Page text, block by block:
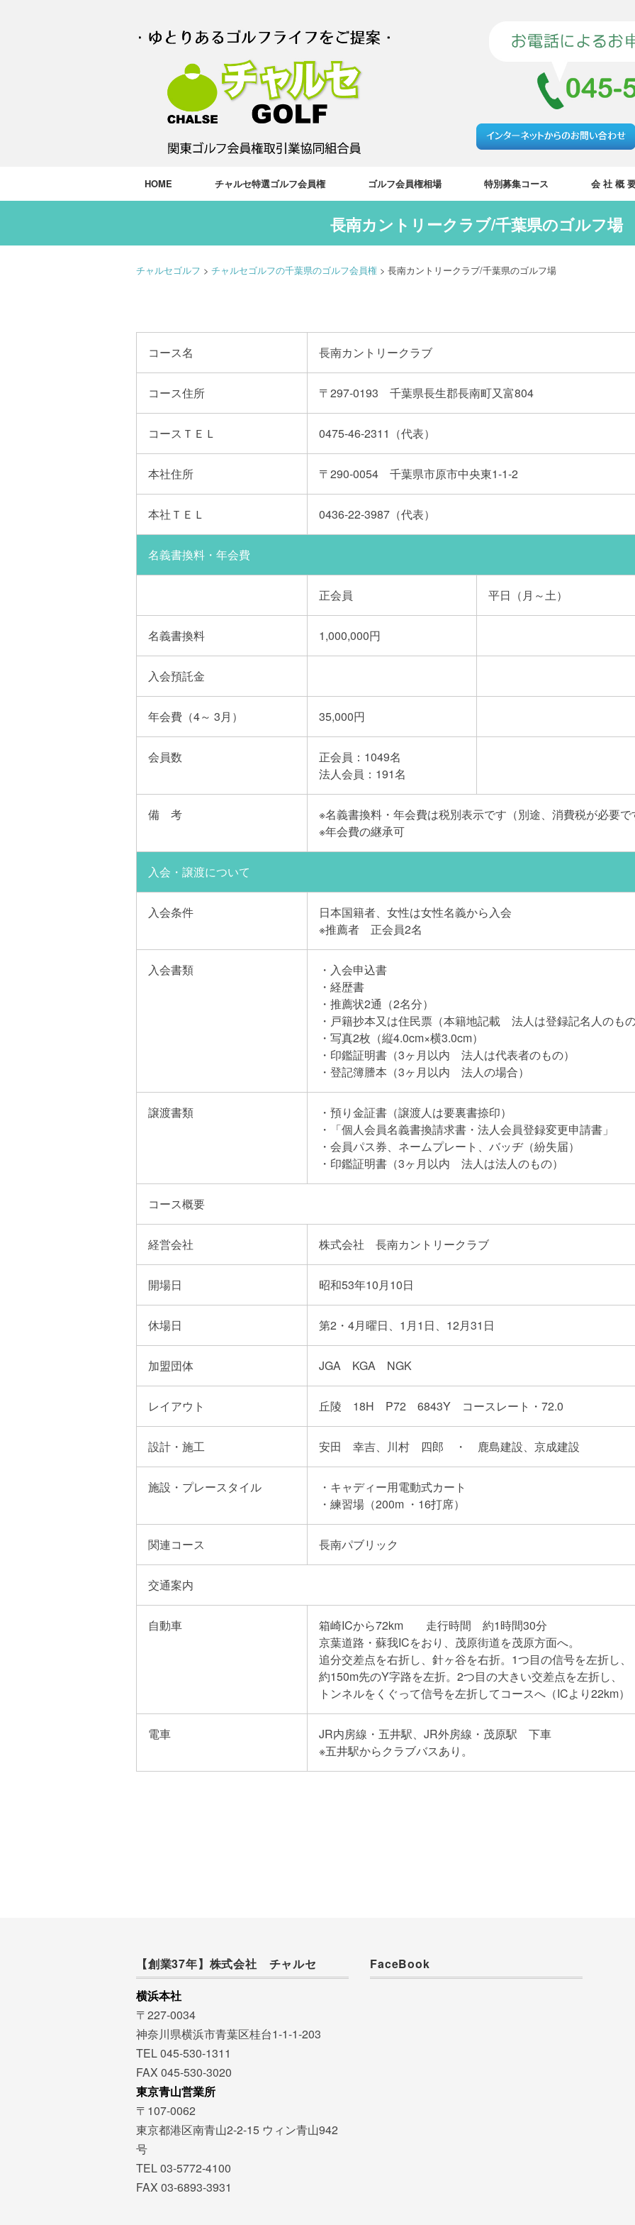
HOME チャルセ特選ゴルフ会員権 ゴルフ会員権相場 特別募集コース 会 社 概
長南カントリークラブ/千葉県のゴルフ場
チャルセゴルフ > チャルセゴルフの千葉県のゴルフ会員権 > 長南カントリークラブ/千葉県のゴルフ場
コース名 長南カントリークラブ
コース住所 〒297-0193 千葉県長生郡長南町又富804
コース ＴＥＬ 0475-46-2311（代表）
本社住所 〒290-0054 千葉県市原市中央東1-1-2
本社 ＴＥＬ 0436-22-3987（代表）
名義書換料・年会費
正会員 平日（月～土）
名義書換料 1,000,000円
入会預託金
年会費（4～ 3月） 35,000円
会員数
正会員：1049名
法人会員：191名
備 考
※名義書換料・年会費は税別表示です（別途、消費税が必要で
※年会費の継承可
入会・譲渡について
入会条件
日本国籍者、女性は女性名義から入会
※推薦者 正会員2名
入会書類
・入会申込書
・経歴書
・推薦状2通（2名分）
・戸籍抄本又は住民票（本籍地記載 法人は登録記名人のも
・写真2枚（縦4.0cm×横3.0cm）
・印鑑証明書（3ヶ月以内 法人は代表者のもの）
・登記簿謄本（3ヶ月以内 法人の場合）
譲渡書類
・預り金証書（譲渡人は要裏書捺印）
・「個人会員名義書換請求書・法人会員登録変更申請書」
・会員パス券、ネームプレート、バッヂ（紛失届）
・印鑑証明書（3ヶ月以内 法人は法人のもの）
コース概要
経営会社 株式会社 長南カントリークラブ
開場日 昭和53年10月10日
休場日 第2・4月曜日、1月1日、12月31日
加盟団体 JGA KGA NGK
レイアウト 丘陵 18H P72 6843Y コースレート・72.0
設計・施工 安田 幸吉、川村 四郎 ・ 鹿島建設、京成建設
施設・プレースタイル
・キャディー用電動式カート
・練習場（200m ・16打席）
関連コース 長南パブリック
交通案内
自動車
箱崎ICから72km 走行時間 約1時間30分
京葉道路・蘇我ICをおり、茂原街道を茂原方面へ。
追分交差点を右折し、針ヶ谷を右折。1つ目の信号を左折し、
約150m先のY字路を左折。2つ目の大きい交差点を左折し、
トンネルをくぐって信号を左折してコースへ（ICより22km）
電車
JR内房線・五井駅、JR外房線・茂原駅 下車
※五井駅からクラブバスあり。
【創業37年】株式会社 チャルセ
横浜本社
〒227-0034
神奈川県横浜市青葉区桂台1-1-1-203
TEL 045-530-1311
FAX 045-530-3020
東京青山営業所
〒107-0062
東京都港区南青山2-2-15 ウィン青山942
号
TEL 03-5772-4100
FAX 03-6893-3931
FaceBook